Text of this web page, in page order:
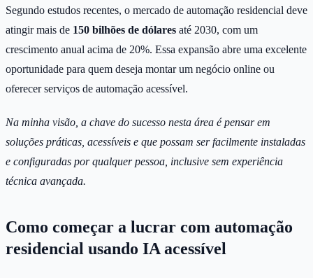
Segundo estudos recentes, o mercado de automação residencial deve
atingir mais de 150 bilhões de dólares até 2030, com um
crescimento anual acima de 20%. Essa expansão abre uma excelente
oportunidade para quem deseja montar um negócio online ou
oferecer serviços de automação acessível.
Na minha visão, a chave do sucesso nesta área é pensar em
soluções práticas, acessíveis e que possam ser facilmente instaladas
e configuradas por qualquer pessoa, inclusive sem experiência
técnica avançada.
Como começar a lucrar com automação
residencial usando IA acessível